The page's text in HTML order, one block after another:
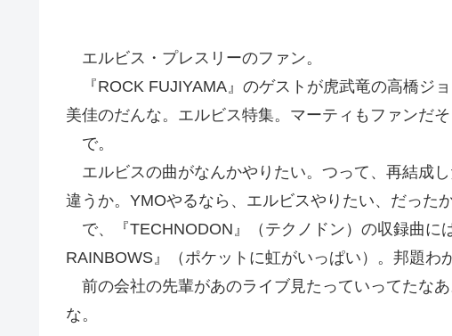
エルビス・プレスリーのファン。
『ROCK FUJIYAMA』のゲストが虎武竜の高橋ジ
美佳のだんな。エルビス特集。マーティもファンだそ
で。
エルビスの曲がなんかやりたい。つって、再結成
違うか。YMOやるなら、エルビスやりたい、だったか
で、『TECHNODON』（テクノドン）の収録曲に
RAINBOWS』（ポケットに虹がいっぱい）。邦題わ
前の会社の先輩があのライブ見たっていってたな
な。